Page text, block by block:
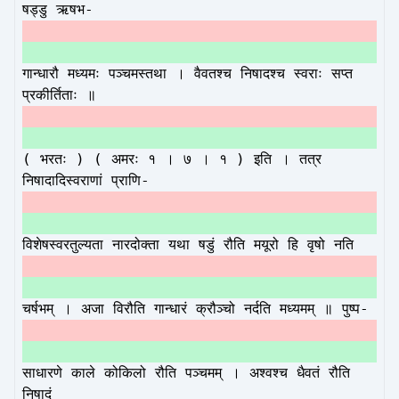
षड्डु ऋषभ-
गान्धारौ मध्यमः पञ्चमस्तथा । वैवतश्च निषादश्च स्वराः सप्त
प्रकीर्तिताः ॥
( भरतः ) ( अमरः १ । ७ । १ ) इति । तत्र
निषादादिस्वराणां प्राणि-
विशेषस्वरतुल्यता नारदोक्ता यथा षडुं रौति मयूरो हि वृषो नति
चर्षभम् । अजा विरौति गान्धारं क्रौञ्चो नर्दति मध्यमम् ॥ पुष्प-
साधारणे काले कोकिलो रौति पञ्चमम् । अश्वश्च धैवतं रौति
निषादं